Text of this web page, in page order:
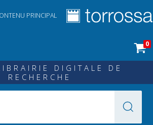
PRINCIPAL
0
DIGITALE DE
RECHERCHE